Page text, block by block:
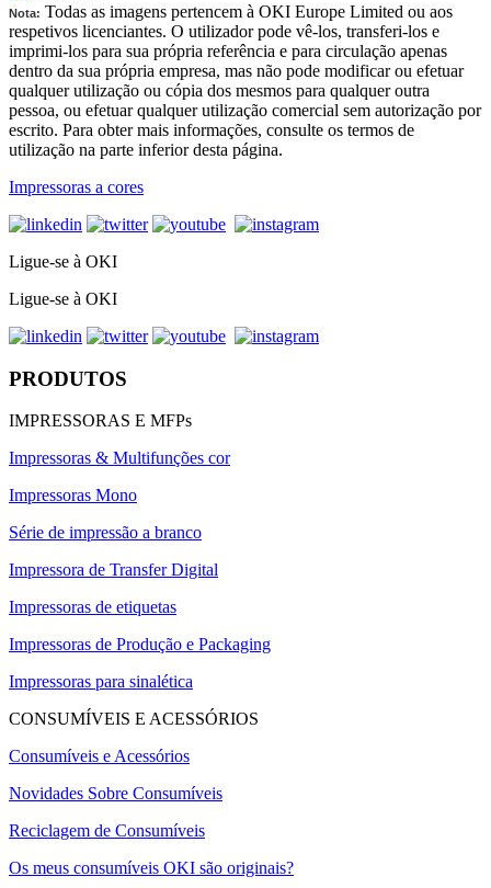
Nota: Todas as imagens pertencem à OKI Europe Limited ou aos
respetivos licenciantes. O utilizador pode vê-los, transferi-los e
imprimi-los para sua própria referência e para circulação apenas
dentro da sua própria empresa, mas não pode modificar ou efetuar
qualquer utilização ou cópia dos mesmos para qualquer outra
pessoa, ou efetuar qualquer utilização comercial sem autorização por
escrito. Para obter mais informações, consulte os termos de
utilização na parte inferior desta página.
Impressoras a cores
Ligue-se à OKI
Ligue-se à OKI
PRODUTOS
IMPRESSORAS E MFPs
Impressoras & Multifunções cor
Impressoras Mono
Série de impressão a branco
Impressora de Transfer Digital
Impressoras de etiquetas
Impressoras de Produção e Packaging
Impressoras para sinalética
CONSUMÍVEIS E ACESSÓRIOS
Consumíveis e Acessórios
Novidades Sobre Consumíveis
Reciclagem de Consumíveis
Os meus consumíveis OKI são originais?